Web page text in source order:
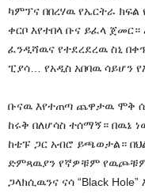
ካምፕና በበረሃዉ የኤርትራ ክፍል
ቀርቦ እየተበላ ቡና ይፈላ
ፈንዲሻዉና የተደረደረዉ ስኒ
ፒያሳ… የአዲስ አበባዉ ሳይሆን
ቡናዉ እየተጠጣ ጨዋታዉ ሞቅ
ከሩቅ በለሆሳስ ተሰማኝ። በዉኔ
ከቴፑ ጋር አብሮ ይጫወታል።
ድምጻዉያን የኛዎቹም የዉጮቹም
ጋላክሲዉንና ናሳ “Black